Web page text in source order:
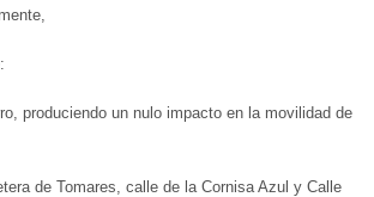
produciendo un nulo impacto en la movilidad de
de Tomares, calle de la Cornisa Azul y Calle